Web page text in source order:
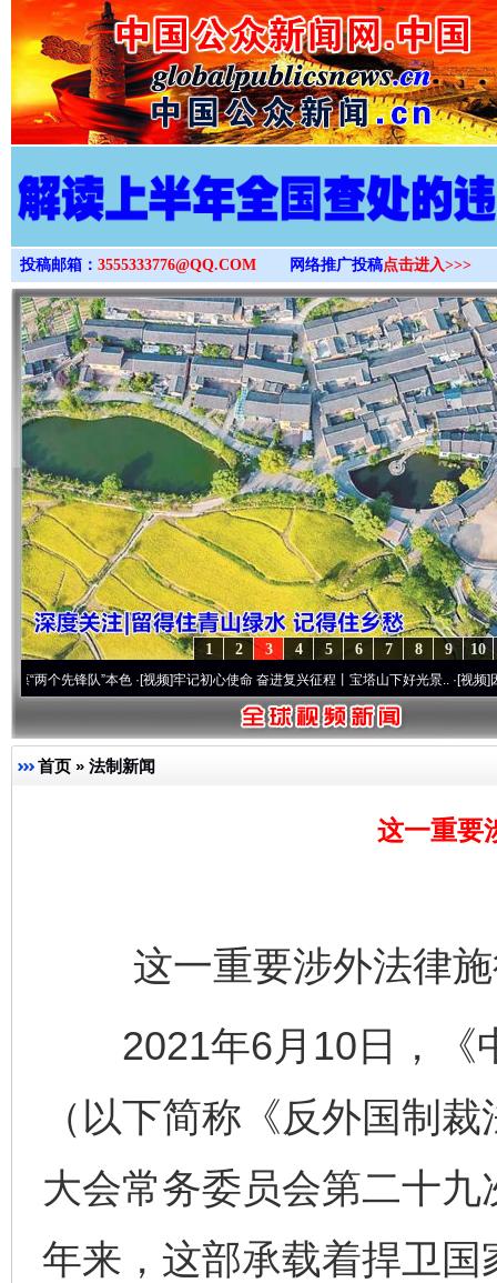
>
投稿邮箱： 3555333776@QQ.COM 网络推广投稿点击进入>>>
10
9
8
7
6
5
4
3
2
1
队”本色·[视频]牢记初心使命 奋进复兴征程丨宝塔山下好光景..·[视频]因党而生 为
首页 » 法制新闻
这一重要
这一重要涉外法律施
2021年6月10日，《
（以下简称《反外国制
大会常务委员会第二十
年来，这部承载着捍卫